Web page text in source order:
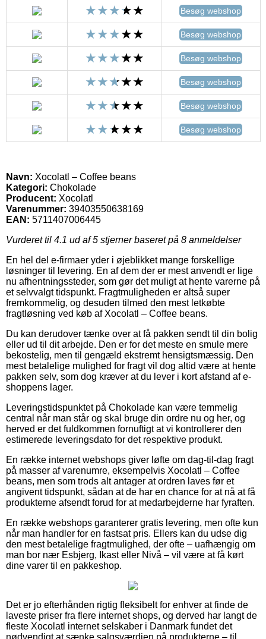
Besøg webshop
Besøg webshop
Besøg webshop
Besøg webshop
Besøg webshop
Besøg webshop
Navn: Xocolatl – Coffee beans
Kategori: Chokolade
Producent: Xocolatl
Varenummer: 39403550638169
EAN: 5711407006445
Vurderet til 4.1 ud af 5 stjerner baseret på 8 anmeldelser
En hel del e-firmaer yder i øjeblikket mange forskellige
løsninger til levering. En af dem der er mest anvendt er lige
nu afhentningssteder, som gør det muligt at hente varerne på
et selvvalgt tidspunkt. Fragtmuligheden er altså super
fremkommelig, og desuden tilmed den mest letkøbte
fragtløsning ved køb af Xocolatl – Coffee beans.
Du kan derudover tænke over at få pakken sendt til din bolig
eller ud til dit arbejde. Den er for det meste en smule mere
bekostelig, men til gengæld ekstremt hensigtsmæssig. Den
mest betalelige mulighed for fragt vil dog altid være at hente
pakken selv, som dog kræver at du lever i kort afstand af e-
shoppens lager.
Leveringstidspunktet på Chokolade kan være temmelig
central når man står og skal bruge din ordre nu og her, og
herved er det fuldkommen fornuftigt at vi kontrollerer den
estimerede leveringsdato for det respektive produkt.
En række internet webshops giver løfte om dag-til-dag fragt
på masser af varenumre, eksempelvis Xocolatl – Coffee
beans, men som trods alt antager at ordren laves før et
angivent tidspunkt, sådan at de har en chance for at nå at få
produkterne afsendt forud for at medarbejderne har fyraften.
En række webshops garanterer gratis levering, men ofte kun
når man handler for en fastsat pris. Ellers kan du udse dig
den mest betalelige fragtmulighed, der ofte – uafhængig om
man bor nær Esbjerg, Ikast eller Nivå – vil være at få kørt
dine varer til en pakkeshop.
Det er jo efterhånden rigtig fleksibelt for enhver at finde de
laveste priser fra flere internet shops, og derved har langt de
fleste Xocolatl internet selskaber i Danmark fundet det
nødvendigt at sænke salgsværdien på produkterne – til